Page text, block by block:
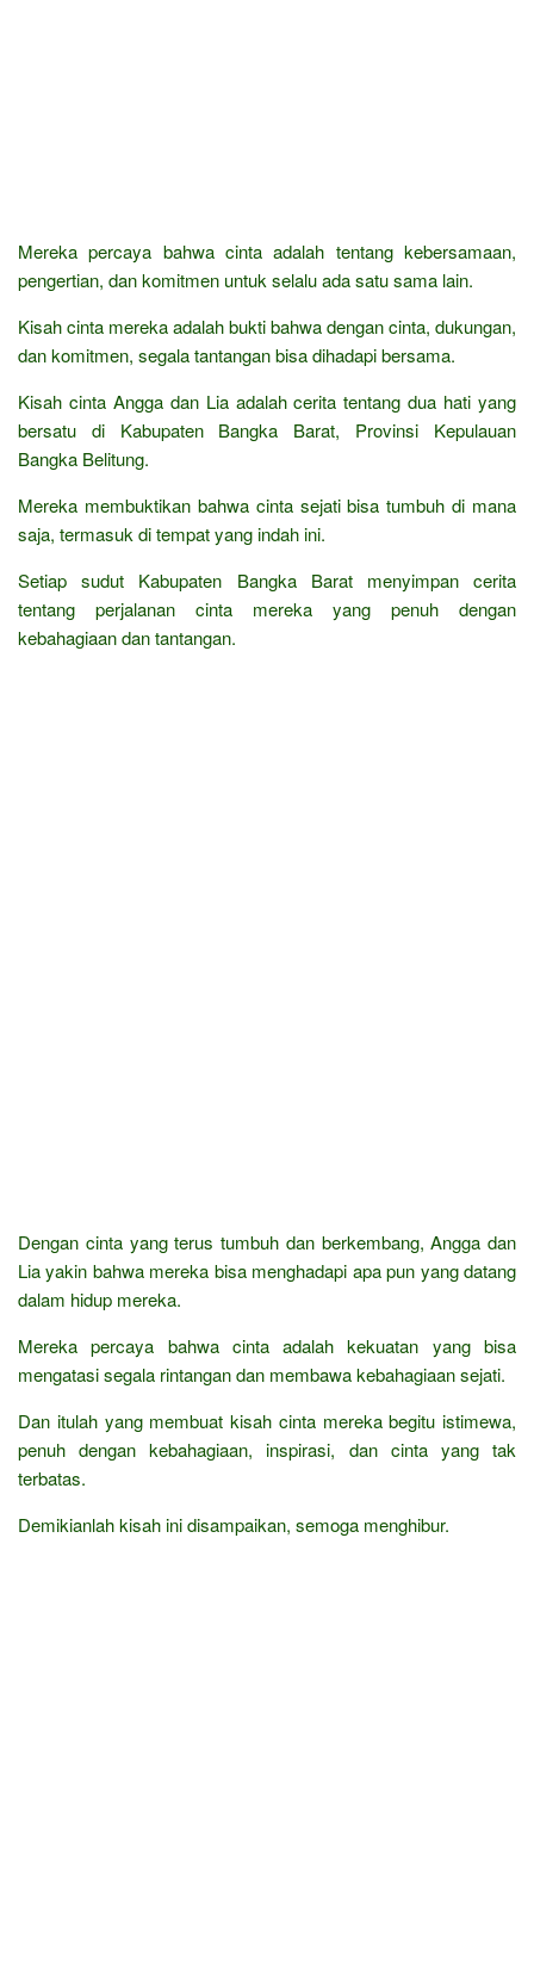
Mereka percaya bahwa cinta adalah tentang kebersamaan,
pengertian, dan komitmen untuk selalu ada satu sama lain.
Kisah cinta mereka adalah bukti bahwa dengan cinta, dukungan,
dan komitmen, segala tantangan bisa dihadapi bersama.
Kisah cinta Angga dan Lia adalah cerita tentang dua hati yang
bersatu di Kabupaten Bangka Barat, Provinsi Kepulauan
Bangka Belitung.
Mereka membuktikan bahwa cinta sejati bisa tumbuh di mana
saja, termasuk di tempat yang indah ini.
Setiap sudut Kabupaten Bangka Barat menyimpan cerita
tentang perjalanan cinta mereka yang penuh dengan
kebahagiaan dan tantangan.
Dengan cinta yang terus tumbuh dan berkembang, Angga dan
Lia yakin bahwa mereka bisa menghadapi apa pun yang datang
dalam hidup mereka.
Mereka percaya bahwa cinta adalah kekuatan yang bisa
mengatasi segala rintangan dan membawa kebahagiaan sejati.
Dan itulah yang membuat kisah cinta mereka begitu istimewa,
penuh dengan kebahagiaan, inspirasi, dan cinta yang tak
terbatas.
Demikianlah kisah ini disampaikan, semoga menghibur.